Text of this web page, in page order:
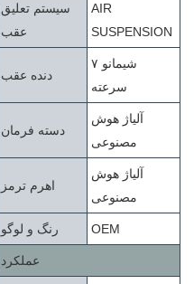
سیستم تعلیق
عقب
AIR
SUSPENSION
دنده عقب
شیمانو ۷
سرعته
دسته فرمان
آلیاژ هوش
مصنوعی
اهرم ترمز
آلیاژ هوش
مصنوعی
رنگ و لوگو OEM
عملکرد